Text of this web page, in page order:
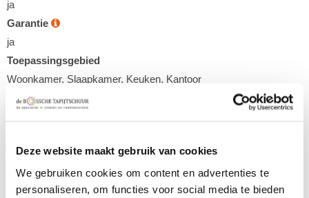
Deze website maakt gebruik van cookies
We gebruiken cookies om content en advertenties te
personaliseren, om functies voor social media te bieden
ja
Garantie
ja
Toepassingsgebied
Woonkamer, Slaapkamer, Keuken, Kantoor
Prijs p/m2:
4 m2
Prijs per strekende meter:
€ 120,00